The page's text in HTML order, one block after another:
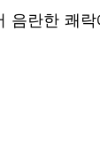
란한 쾌